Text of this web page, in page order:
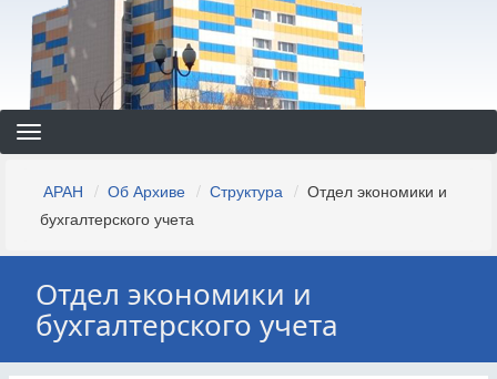
Строка
навигации
АРАН Об Архиве Структура
Отдел экономики и
бухгалтерского учета
Отдел экономики и
бухгалтерского учета